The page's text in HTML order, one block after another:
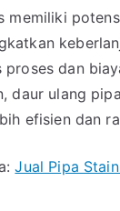
memiliki
proses dan
daur ulang
efisien dan
Jual Pipa